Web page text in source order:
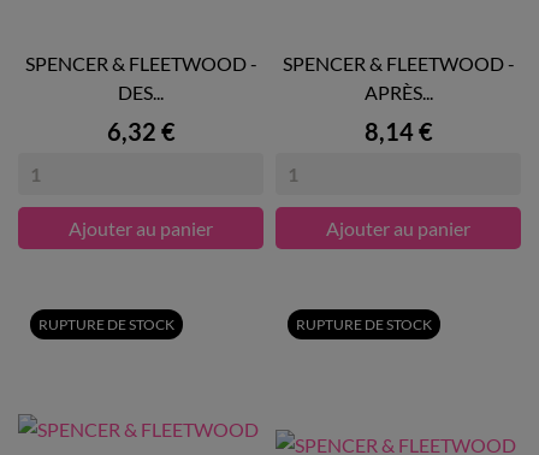
SPENCER & FLEETWOOD -
DES...
Prix
6,32 €
Ajouter au panier
SPENCER & FLEETWOOD -
APRÈS...
Prix
8,14 €
Ajouter au panier
RUPTURE DE STOCK RUPTURE DE STOCK